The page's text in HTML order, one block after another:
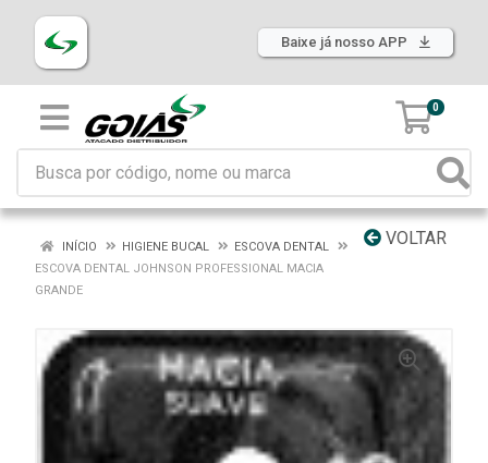
Baixe já nosso APP
0
VOLTAR
INÍCIO HIGIENE BUCAL
ESCOVA DENTAL
ESCOVA DENTAL JOHNSON PROFESSIONAL MACIA
GRANDE